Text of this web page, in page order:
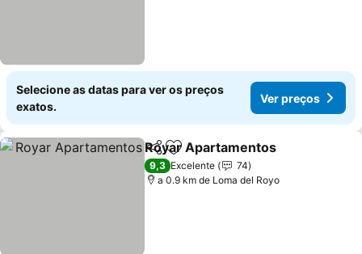
Selecione as datas para ver os preços
exatos.
Ver preços
PartilharAdicionar aos favoritos
Royar Apartamentos
9,3 Excelente
74
a 0.9 km de Loma del Royo